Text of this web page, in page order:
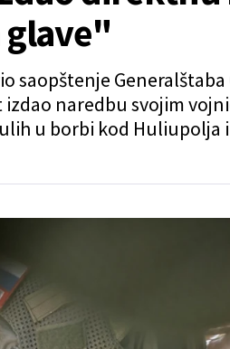
saopštenje
naredbu svojim
u borbi kod Huliupolja